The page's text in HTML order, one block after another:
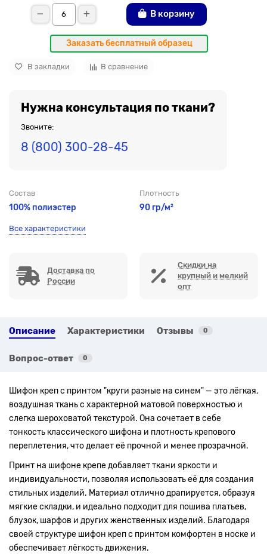
В корзину
Заказать бесплатный образец
В закладки В сравнение
Нужна консультация по ткани?
Звоните:
8 (800) 300-28-45
Состав
100% полиэстер
Плотность
90 гр/м²
Все характеристики
Доставка по
России
Скидки на
крупный и мелкий
опт
Описание Характеристики Отзывы 0
Вопрос-ответ 0
Шифон креп с принтом "круги разные на синем" — это лёгкая,
воздушная ткань с характерной матовой поверхностью и
слегка шероховатой текстурой. Она сочетает в себе
тонкость классического шифона и плотность крепового
переплетения, что делает её прочной и менее прозрачной.
Принт на шифоне крепе добавляет ткани яркости и
индивидуальности, позволяя использовать её для создания
стильных изделий. Материал отлично драпируется, образуя
мягкие складки, и идеально подходит для пошива платьев,
блузок, шарфов и других женственных изделий. Благодаря
своей структуре шифон креп с принтом комфортен в носке и
обеспечивает лёгкость движения.